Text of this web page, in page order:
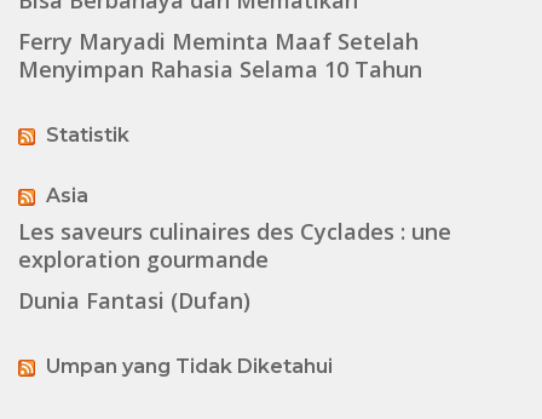
Ferry Maryadi Meminta Maaf Setelah
Menyimpan Rahasia Selama 10 Tahun
Statistik
Asia
Les saveurs culinaires des Cyclades : une
exploration gourmande
Dunia Fantasi (Dufan)
Umpan yang Tidak Diketahui